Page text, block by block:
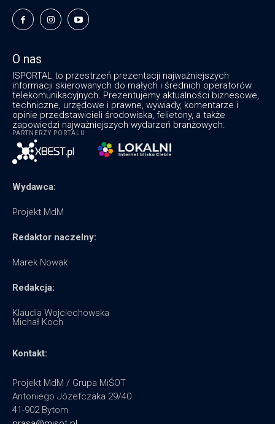
O nas
ISPORTAL to przestrzeń prezentacji najważniejszych
informacji skierowanych do małych i średnich operatorów
telekomunikacyjnych. Prezentujemy aktualności biznesowe,
techniczne, urzędowe i prawne, wywiady, komentarze i
opinie przedstawicieli środowiska, felietony, a także
zapowiedzi najważniejszych wydarzeń branżowych.
PARTNERZY PORTALU
Wydawca:
Projekt MdM
Redaktor naczelny:
Marek Nowak
Redakcja:
Klaudia Wojciechowska
Michał Koch
Kontakt:
Projekt MdM / Grupa MiŚOT
Antoniego Józefczaka 29/40
41-902 Bytom